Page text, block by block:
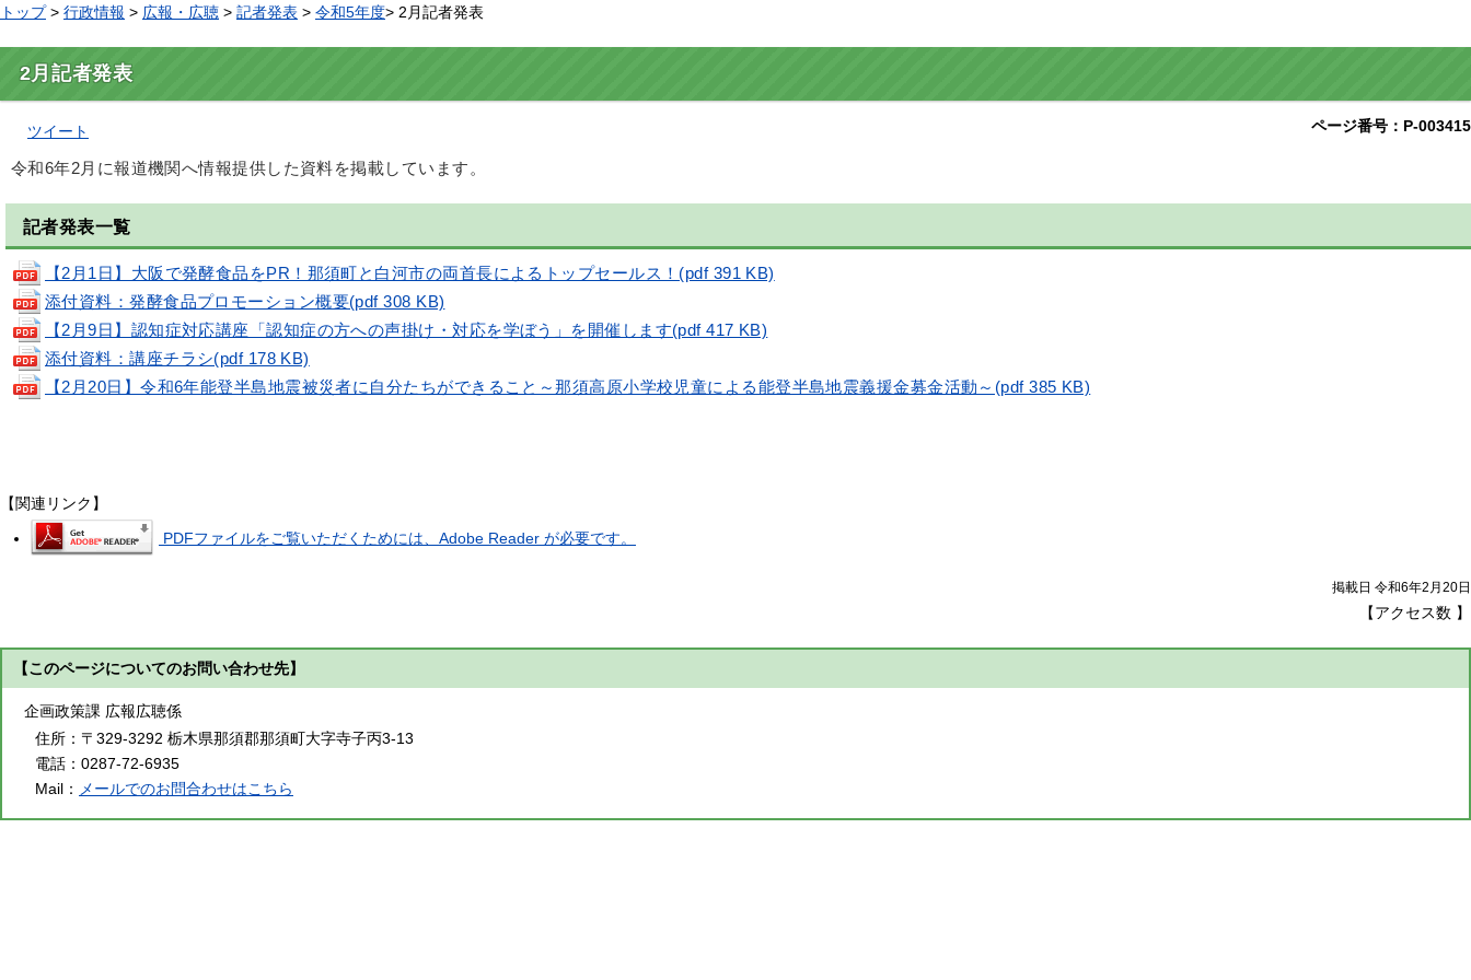
トップ> 行政情報 > 広報・広聴 > 記者発表 > 令和5年度> 2月記者発表
2月記者発表
ページ番号：P-003415
ツイート
令和6年2月に報道機関へ情報提供した資料を掲載しています。
記者発表一覧
【2月1日】大阪で発酵食品をPR！那須町と白河市の両首長によるトップセールス！(pdf 391 KB)
添付資料：発酵食品プロモーション概要(pdf 308 KB)
【2月9日】認知症対応講座「認知症の方への声掛け・対応を学ぼう」を開催します(pdf 417 KB)
添付資料：講座チラシ(pdf 178 KB)
【2月20日】令和6年能登半島地震被災者に自分たちができること～那須高原小学校児童による能登半島地震義援金募金活動～(pdf 385 KB)
【関連リンク】
PDFファイルをご覧いただくためには、Adobe Reader が必要です。
掲載日 令和6年2月20日
【アクセス数 】
【このページについてのお問い合わせ先】
企画政策課 広報広聴係
住所： 〒329-3292 栃木県那須郡那須町大字寺子丙3-13
電話： 0287-72-6935
Mail： メールでのお問合わせはこちら